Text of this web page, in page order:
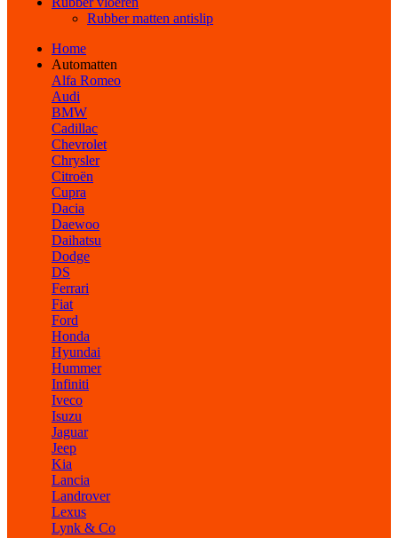
Rubber matten antislip
Home
Automatten
Alfa Romeo
Audi
BMW
Cadillac
Chevrolet
Chrysler
Citroën
Cupra
Dacia
Daewoo
Daihatsu
Dodge
DS
Ferrari
Fiat
Ford
Honda
Hyundai
Hummer
Infiniti
Iveco
Isuzu
Jaguar
Jeep
Kia
Lancia
Landrover
Lexus
Lynk & Co